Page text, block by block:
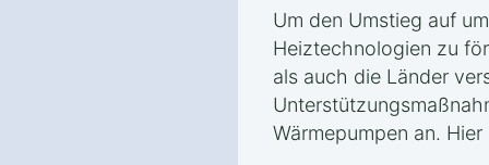
Um den Umstieg auf
Heiztechnologien zu
als auch die Länder
Wärmepumpen an.